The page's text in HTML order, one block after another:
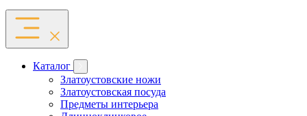
Каталог
Златоустовские ножи
Златоустовская посуда
Предметы интерьера